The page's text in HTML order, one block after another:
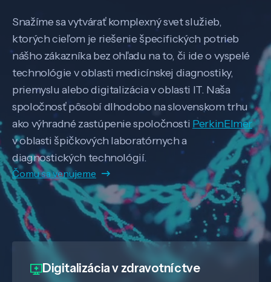
Snažíme sa vytvárať komplexný svet služieb,
ktorých cieľom je riešenie špecifických potrieb
nášho zákazníka bez ohľadu na to, či ide o vyspelé
technológie v oblasti medicínskej diagnostiky,
priemyslu alebo digitalizácia v oblasti IT. Naša
spoločnosť pôsobí dlhodobo na slovenskom trhu
ako výhradné zastúpenie spoločnosti PerkinElmer
v oblasti špičkových laboratórnych a
diagnostických technológií.
Čomu sa venujeme
Digitalizáciav zdravotníctve